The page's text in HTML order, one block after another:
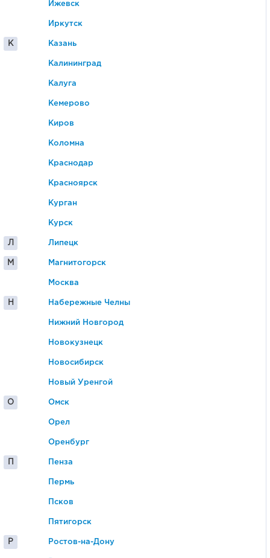
Ижевск
Иркутск
К Казань
Калининград
Калуга
Кемерово
Киров
Коломна
Краснодар
Красноярск
Курган
Курск
Л Липецк
М Магнитогорск
Москва
Н Набережные Челны
Нижний Новгород
Новокузнецк
Новосибирск
Новый Уренгой
О Омск
Орел
Оренбург
Пенза
Пермь
Псков
Пятигорск
Р Ростов-на-Дону